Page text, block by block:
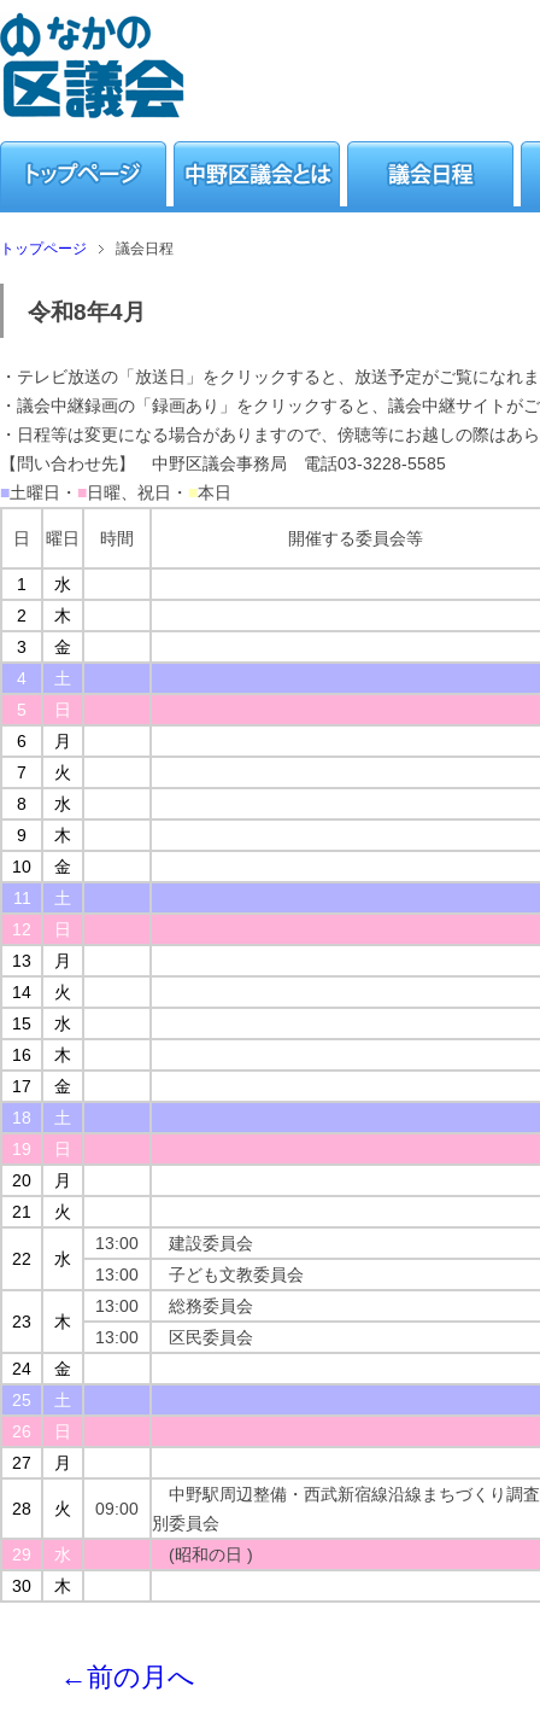
トップページ 議会日程
令和8年4月
・テレビ放送の「放送日」をクリックすると、放送予定がご覧になれ
・議会中継録画の「録画あり」をクリックすると、議会中継サイトが
・日程等は変更になる場合がありますので、傍聴等にお越しの際はあ
【問い合わせ先】 中野区議会事務局 電話03-3228-5585
■土曜日・ ■日曜、祝日・ ■本日
日 曜日 時間 開催する委員会等
1
水
2
木
3
金
4
土
5
日
6
月
7
火
8
水
9
木
10
金
11
土
12
日
13
月
14
火
15
水
16
木
17
金
18
土
19
日
20
月
21
火
22 水
13:00
建設委員会
13:00
子ども文教委員会
23 木
13:00
総務委員会
13:00
区民委員会
24
金
25
土
26
日
27
月
28 火 09:00
中野駅周辺整備・西武新宿線沿線まちづくり調
別委員会
29
水
(昭和の日 )
30
木
←前の月へ